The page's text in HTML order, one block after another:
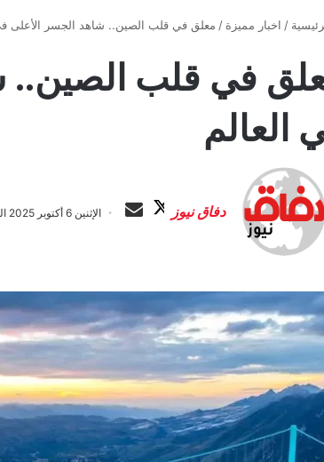
/ اخبار مميزة / معلق في قلب الصين.. شاهد الجسر الأعلى
في قلب الصين..
العالم
دفاق نيوز
ا
ب
ل
ى
X
ر
ي
د
إ
ل
ك
ت
الإثنين 6 أكتوبر 2025 الساعة 2:26 ص